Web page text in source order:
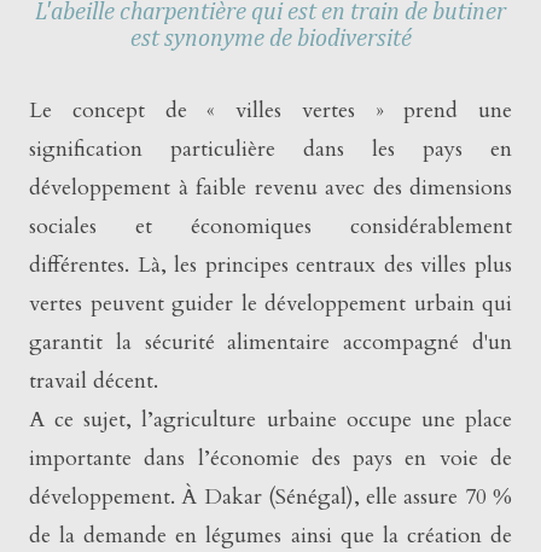
L'abeille charpentière qui est en train de butiner
est synonyme de biodiversité
Le concept de « villes vertes » prend une
signification particulière dans les pays en
développement à faible revenu avec des dimensions
sociales et économiques considérablement
différentes. Là, les principes centraux des villes plus
vertes peuvent guider le développement urbain qui
garantit la sécurité alimentaire accompagné d'un
travail décent.
A ce sujet, l’agriculture urbaine occupe une place
importante dans l’économie des pays en voie de
développement. À Dakar (Sénégal), elle assure 70 %
de la demande en légumes ainsi que la création de